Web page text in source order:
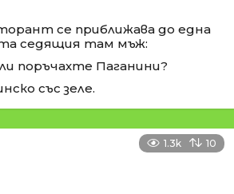
се приближава до една
седящия там мъж:
поръчахте Паганини?
със зеле.
1.3k 10